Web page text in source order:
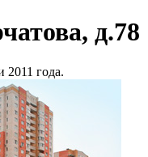
д.78
2011 года.